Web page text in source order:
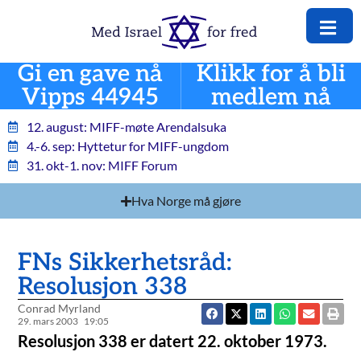
Gi en gave nå
Vipps 44945
Klikk for å bli
medlem nå
12. august: MIFF-møte Arendalsuka
4.-6. sep: Hyttetur for MIFF-ungdom
31. okt-1. nov: MIFF Forum
Hva Norge må gjøre
FNs Sikkerhetsråd:
Resolusjon 338
Conrad Myrland
29. mars 2003 19:05
Resolusjon 338 er datert 22. oktober 1973.